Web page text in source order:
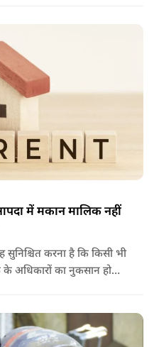
में मकान मालिक नहीं
करना है कि किसी भी
अधिकारों का नुकसान हो